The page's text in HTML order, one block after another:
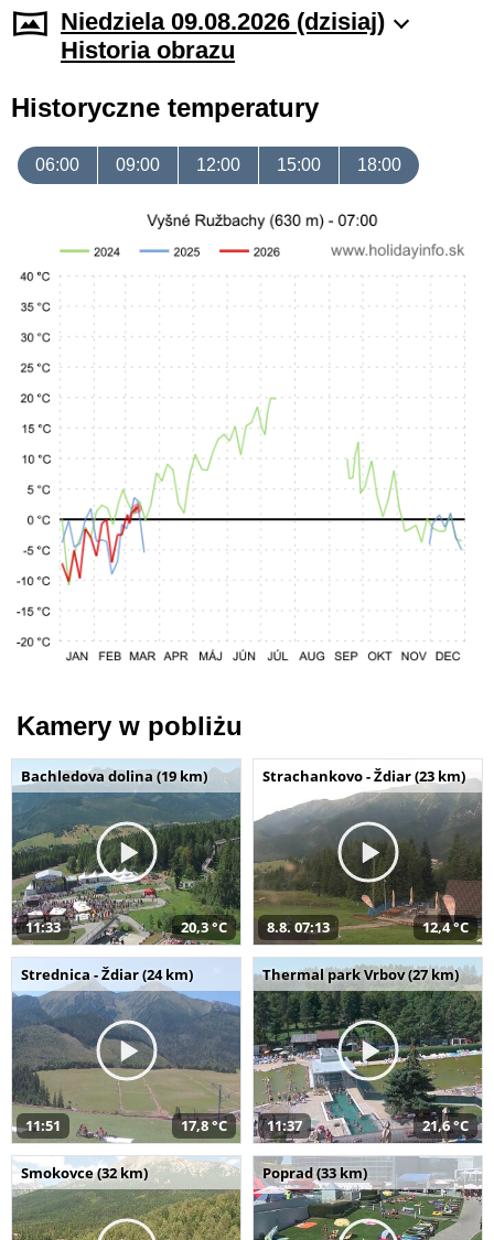
Niedziela 09.08.2026 (dzisiaj)
Historia obrazu
Historyczne temperatury
06:00 09:00 12:00 15:00 18:00
Kamery w pobliżu
Bachledova dolina (19 km)
11:33 20,3 °C
Strachankovo - Ždiar (23 km)
8.8. 07:13 12,4 °C
Strednica - Ždiar (24 km)
11:51 17,8 °C
Thermal park Vrbov (27 km)
11:37 21,6 °C
Smokovce (32 km) Poprad (33 km)